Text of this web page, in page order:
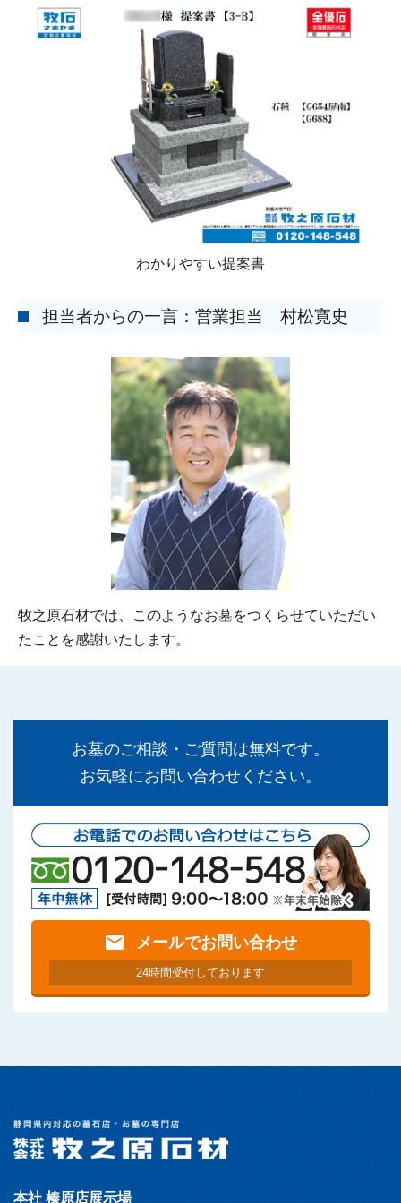
わかりやすい提案書
担当者からの一言：営業担当 村松寛史
牧之原石材では、このようなお墓をつくらせていただい
たことを感謝いたします。
お墓のご相談・ご質問は無料です。
お気軽にお問い合わせください。
mail メールでお問い合わせ
24時間受付しております
本社 榛原店展示場